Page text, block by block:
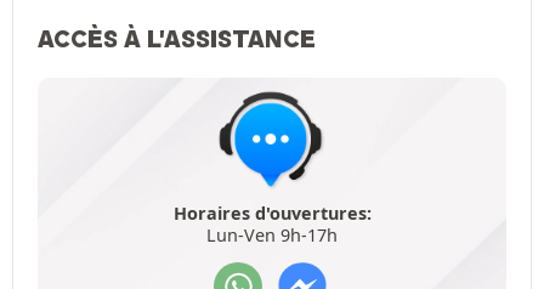
ACCÈS À L'ASSISTANCE
Horaires d'ouvertures:
Lun-Ven 9h-17h